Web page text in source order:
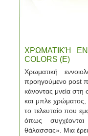
ΧΡΩΜΑΤΙΚΉ
COLORS (E)
Χρωματική
προηγούμενο post
κάνοντας μνεία
και μπλε
το τελευταίο που
όπως
θάλασσας». Μια